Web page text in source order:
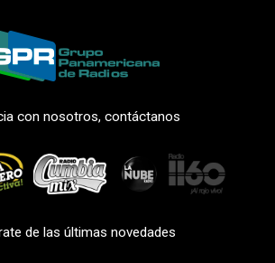
con nosotros, contáctanos
de las últimas novedades